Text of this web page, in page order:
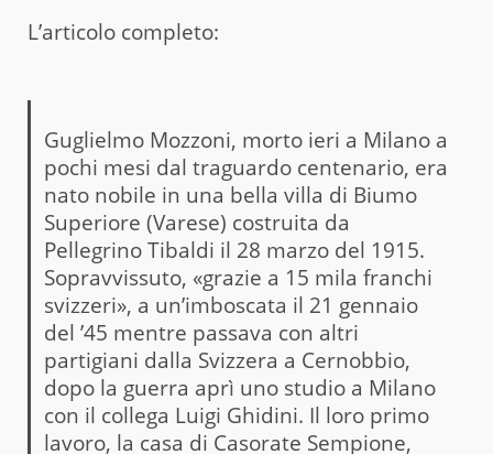
L’articolo completo:
Guglielmo Mozzoni, morto ieri a Milano a
pochi mesi dal traguardo centenario, era
nato nobile in una bella villa di Biumo
Superiore (Varese) costruita da
Pellegrino Tibaldi il 28 marzo del 1915.
Sopravvissuto, «grazie a 15 mila franchi
svizzeri», a un’imboscata il 21 gennaio
del ’45 mentre passava con altri
partigiani dalla Svizzera a Cernobbio,
dopo la guerra aprì uno studio a Milano
con il collega Luigi Ghidini. Il loro primo
lavoro, la casa di Casorate Sempione,